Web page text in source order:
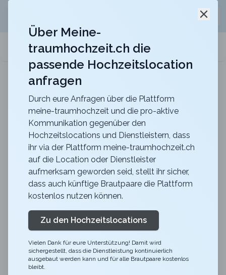
meine-traumhochzeit.ch
Schloss Laufen am Rheinfall
Heiraten im Schloss Laufen am Rheinfall, dort wo
Wo trage ich den
Verlobungsring
An welche Hand trage ich den Verlobungsring
Verlobungsringtragen sollst, stellt sich viele
nach Land und Kultur. In Deutschland trägst du
den Verlobungsring traditionell an der linken
Über Meine-
traumhochzeit.ch die
passende Hochzeitslocation
anfragen
Durch eure Anfragen über die Plattform
meine-traumhochzeit und die pro-aktive
Kommunikation gegenüber den
Hochzeitslocations und Dienstleistern, dass
ihr via der Plattform meine-traumhochzeit.ch
auf die Location oder Dienstleister
aufmerksam geworden seid, stellt ihr sicher,
dass auch künftige Brautpaare die Plattform
kostenlos nutzen können.
Zu den Hochzeitslocations
Vielen Dank für eure Unterstützung! Damit wird
sichergestellt, dass die Dienstleistung kontinuierlich
ausgebaut werden kann und für alle Brautpaare kostenlos
bleibt.